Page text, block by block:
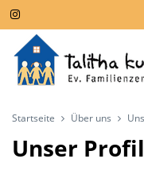
Startseite Über uns
Unser Profil